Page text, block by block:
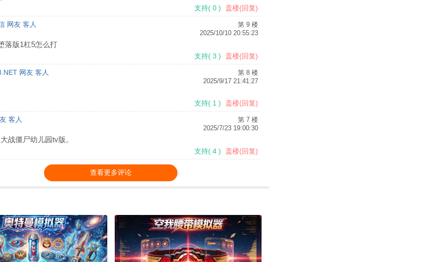
策略塔防 /127.1M
下载
pvztv动漫版完结版v6.01 最新版
策略塔防 /208.5M
下载
策略塔防 /
下载
86.8M/
策略塔防 /181.0M/2022-02-12
下载
PVZ.Hertz版魔改版v0.8 最新版
支持(0 ) 盖楼(回复)
第 9 楼
网友 客人
2025/10/10 20:55:23
落版1杠5怎么打
支持(3 ) 盖楼(回复)
第 8 楼
网友 客人
2025/9/17 21:41:27
支持(1 ) 盖楼(回复)
第 7 楼
客人
2025/7/23 19:00:30
战僵尸幼儿园tv版。
支持(4 ) 盖楼(回复)
查看更多评论